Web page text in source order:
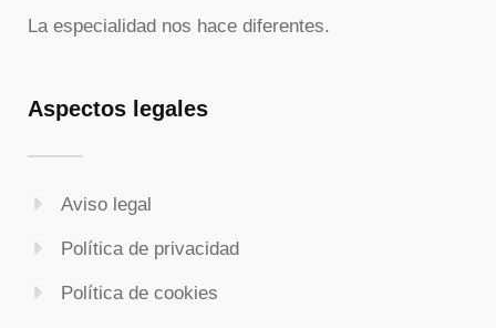
La especialidad nos hace diferentes.
Aspectos legales
Aviso legal
Política de privacidad
Política de cookies